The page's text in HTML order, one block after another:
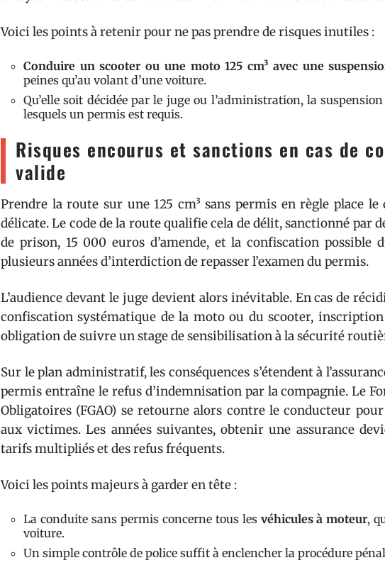
Voici les points à retenir pour ne pas prendre de risques inutiles :
Conduire un scooter ou une moto 125 cm³ avec une
peines qu’au volant d’une voiture.
Qu’elle soit décidée par le juge ou l’administration, la
lesquels un permis est requis.
Risques encourus et sanctions en cas de
valide
Prendre la route sur une 125 cm³ sans permis en règle place
délicate. Le code de la route qualifie cela de délit, sanctionné par
de prison, 15 000 euros d’amende, et la confiscation possible
plusieurs années d’interdiction de repasser l’examen du permis.
L’audience devant le juge devient alors inévitable. En cas de
confiscation systématique de la moto ou du scooter,
obligation de suivre un stage de sensibilisation à la sécurité
Sur le plan administratif, les conséquences s’étendent à
permis entraîne le refus d’indemnisation par la compagnie. Le
Obligatoires (FGAO) se retourne alors contre le conducteur
aux victimes. Les années suivantes, obtenir une assurance
tarifs multipliés et des refus fréquents.
Voici les points majeurs à garder en tête :
La conduite sans permis concerne tous les véhicules à moteur,
voiture.
Un simple contrôle de police suffit à enclencher la procédure